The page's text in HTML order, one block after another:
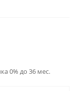
0% до 36 мес.